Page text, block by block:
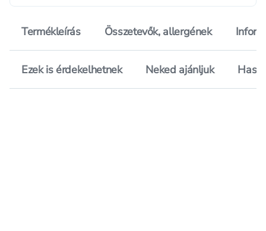
Termékleírás Összetevők, allergének
Ezek is érdekelhetnek Neked ajánljuk